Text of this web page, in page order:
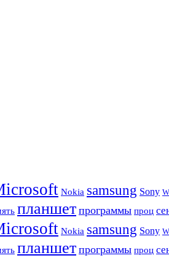
Nokia samsung Sony
планшет программы проц
Nokia samsung Sony
планшет программы проц